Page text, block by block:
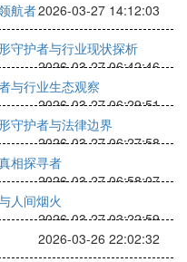
航者2026-03-27 14:12:03
守护者与行业现状探析
2026-03-27 06:42:46
与行业生态观察
2026-03-27 06:29:51
守护者与法律边界
2026-03-27 06:27:58
相探寻者
2026-03-27 06:58:07
人间烟火
2026-03-27 03:22:59
2026-03-26 22:02:32